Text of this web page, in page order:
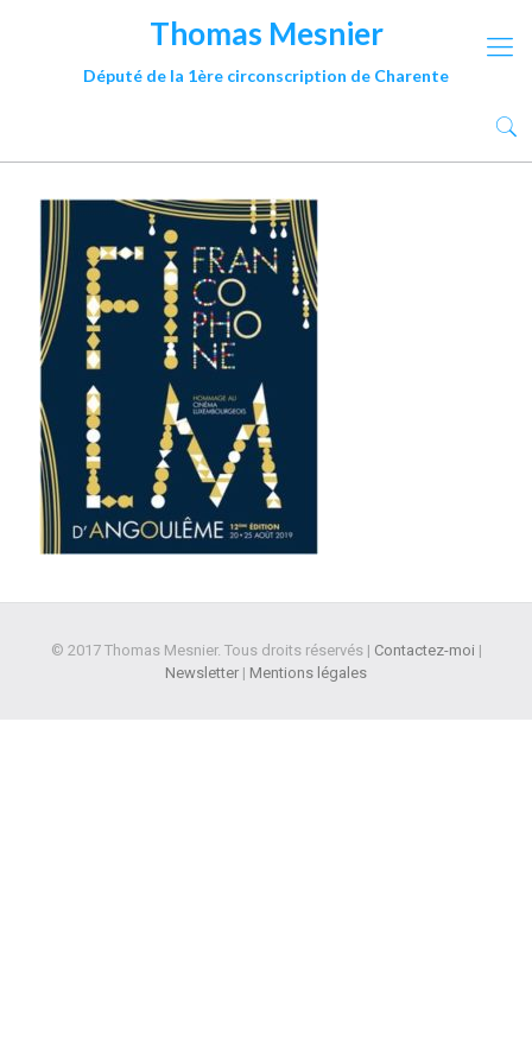
Thomas Mesnier
Député de la 1ère circonscription de Charente
© 2017 Thomas Mesnier. Tous droits réservés | Contactez-moi |
Newsletter | Mentions légales